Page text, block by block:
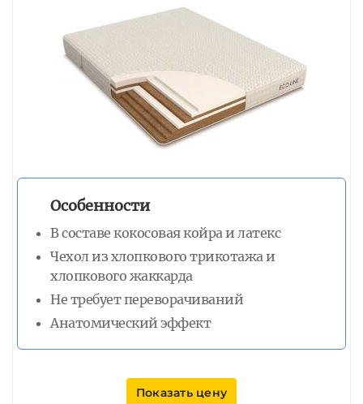
Особенности
В составе кокосовая койра и латекс
Чехол из хлопкового трикотажа и
хлопкового жаккарда
Не требует переворачиваний
Анатомический эффект
Показать цену